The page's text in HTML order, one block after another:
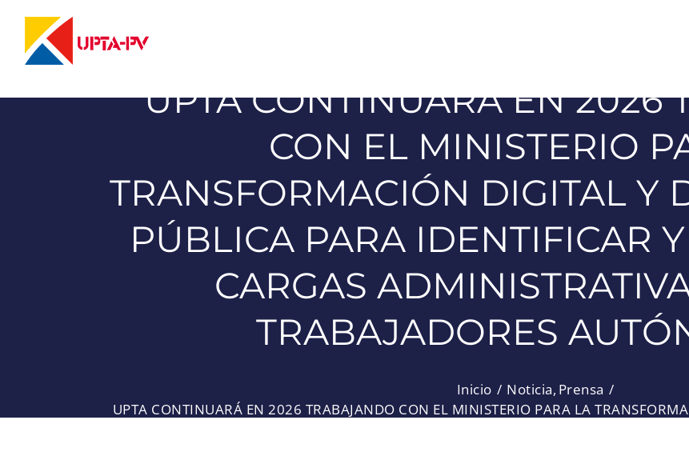
contenido
UPTA CONTINUARÁ EN 2026
CON EL MINISTERIO
TRANSFORMACIÓN DIGITAL Y
PÚBLICA PARA IDENTIFICAR
CARGAS
TRABAJADORES
Inicio Noticia Prensa
UPTA CONTINUARÁ EN 2026 TRABAJANDO CON EL MINISTERIO PARA LA